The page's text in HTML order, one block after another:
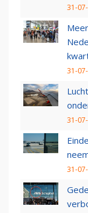
31-
31-
31-
31-